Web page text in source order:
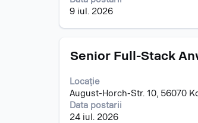
post.
9 iul. 2026
a
întregul
al
despre
post.
Titlu
Senior Full-Stack
Locație
August-Horch-Str. 10, 56070
Data postarii
24 iul. 2026
Selectați
tasta
spațiu
pentru
a